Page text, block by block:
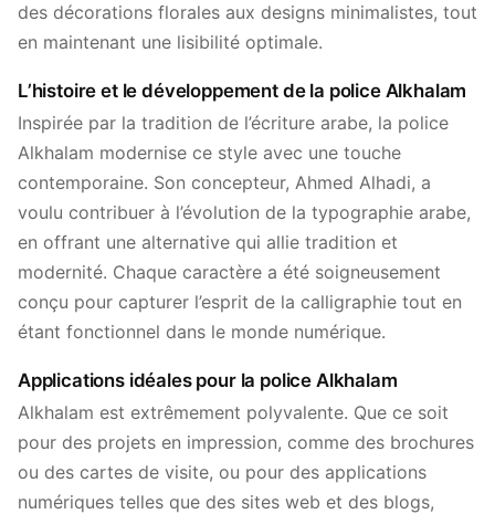
des décorations florales aux designs minimalistes, tout
en maintenant une lisibilité optimale.
L’histoire et le développement de la police Alkhalam
Inspirée par la tradition de l’écriture arabe, la police
Alkhalam modernise ce style avec une touche
contemporaine. Son concepteur, Ahmed Alhadi, a
voulu contribuer à l’évolution de la typographie arabe,
en offrant une alternative qui allie tradition et
modernité. Chaque caractère a été soigneusement
conçu pour capturer l’esprit de la calligraphie tout en
étant fonctionnel dans le monde numérique.
Applications idéales pour la police Alkhalam
Alkhalam est extrêmement polyvalente. Que ce soit
pour des projets en impression, comme des brochures
ou des cartes de visite, ou pour des applications
numériques telles que des sites web et des blogs,